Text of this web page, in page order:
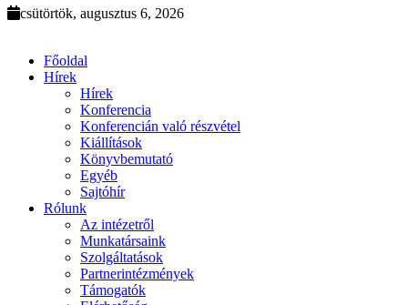
csütörtök, augusztus 6, 2026
Főoldal
Hírek
Hírek
Konferencia
Konferencián való részvétel
Kiállítások
Könyvbemutató
Egyéb
Sajtóhír
Rólunk
Az intézetről
Munkatársaink
Szolgáltatások
Partnerintézmények
Támogatók